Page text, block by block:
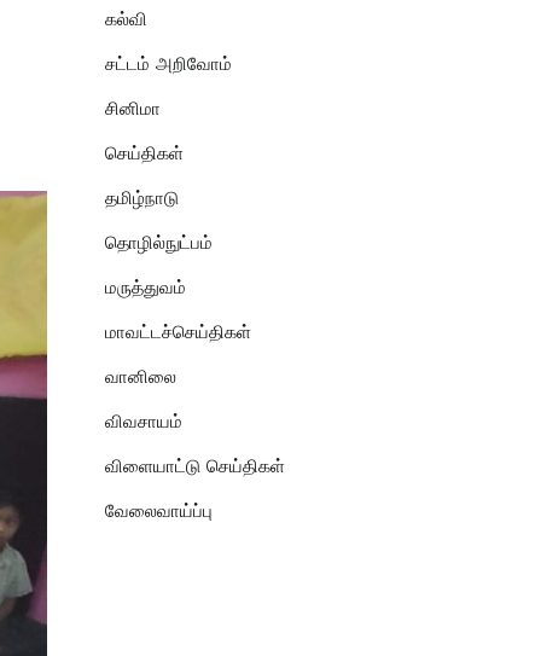
கல்வி
சட்டம் அறிவோம்
சினிமா
செய்திகள்
தமிழ்நாடு
தொழில்நுட்பம்
மருத்துவம்
மாவட்டச்செய்திகள்
வானிலை
விவசாயம்
விளையாட்டு செய்திகள்
வேலைவாய்ப்பு